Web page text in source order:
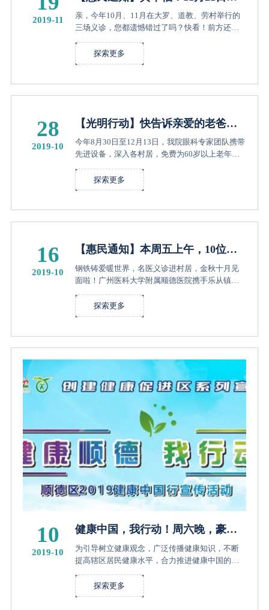
2019-11
午，新隆公园，一大波健康福利送
送送……
亲，今年10月、11月在大罗、道教、劳村举行的
三场义诊，您都遗憾错过了吗？快看！前方还有
探索更多
28
2019-10
【光明行动】快告诉亲爱的老爸老
妈，白内障筛查还会到这些村居！
今年8月30日至12月13日，我院眼科专家团队携带
先进设备，深入各村居，免费为60岁以上老年人
手术，详询眼科：28338198。
探索更多
16
2019-10
【惠民通知】本周五上午，10位省
市级名医在大罗中心公园等着您！
钢铁铸爱暖世界，名医义诊进村居，金秋十月见
面啦！广州医科大学附属顺德医院携手乐从镇卫
的健康把脉。
探索更多
10
2019-10
健康中国，我行动！周六晚，豪华
专家义诊团东平滨河湿地公园约定
您！
为引导树立健康观念，广泛传播健康知识，不断
提高辖区居民健康水平，合力推进健康中国的建
德我行动”顺德区2019年健康中国行活动，联手乐
从镇卫计局、乐从镇社区卫...
探索更多